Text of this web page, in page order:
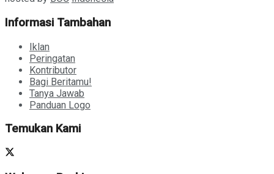
Informasi Tambahan
Iklan
Peringatan
Kontributor
Bagi Beritamu!
Tanya Jawab
Panduan Logo
Temukan Kami